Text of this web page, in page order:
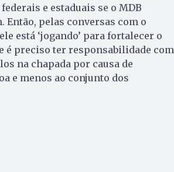
e estaduais se o MDB
Então, pelas conversas com o
está ‘jogando’ para fortalecer o
é preciso ter responsabilidade com
na chapada por causa de
e menos ao conjunto dos